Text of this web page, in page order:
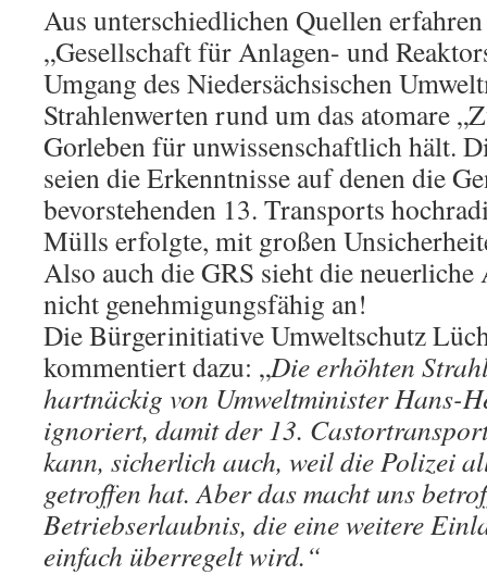
Aus unterschiedlichen Quellen
„Gesellschaft für Anlagen- und
Umgang des Niedersächsischen
Strahlenwerten rund um das atomare
Gorleben für unwissenschaftlich hält.
seien die Erkenntnisse auf denen die
bevorstehenden 13. Transports
Mülls erfolgte, mit großen
Also auch die GRS sieht die
nicht genehmigungsfähig an!
Die Bürgerinitiative Umweltschutz
kommentiert dazu: „Die erhöhten
hartnäckig von Umweltminister Hans-
ignoriert, damit der 13.
kann, sicherlich auch, weil die Polizei
getroffen hat. Aber das macht uns
Betriebserlaubnis, die eine weitere
einfach überregelt wird.“